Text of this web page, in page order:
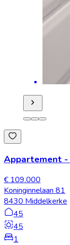
Appartement -
€ 109.000
Koninginnelaan 81
8430 Middelkerke
45
45
1